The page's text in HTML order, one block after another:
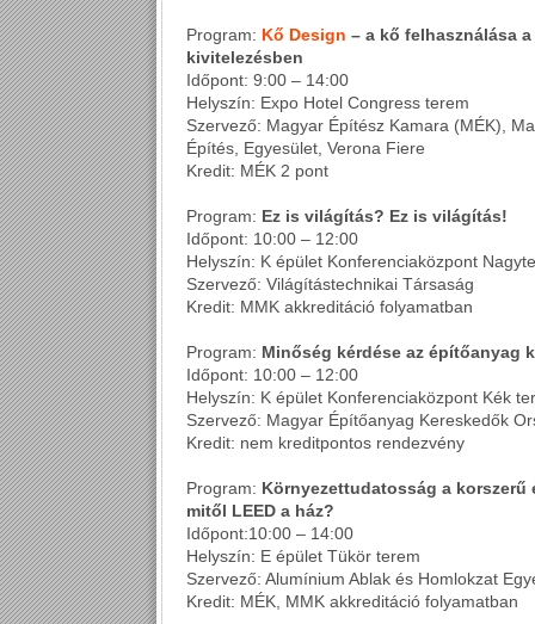
Program: Kő Design – a kő felhasználása
kivitelezésben
Időpont: 9:00 – 14:00
Helyszín: Expo Hotel Congress terem
Szervező: Magyar Építész Kamara (MÉK),
Építés, Egyesület, Verona Fiere
Kredit: MÉK 2 pont
Program: Ez is világítás? Ez is világítás!
Időpont: 10:00 – 12:00
Helyszín: K épület Konferenciaközpont
Szervező: Világítástechnikai Társaság
Kredit: MMK akkreditáció folyamatban
Program: Minőség kérdése az építőanyag
Időpont: 10:00 – 12:00
Helyszín: K épület Konferenciaközpont Kék
Szervező: Magyar Építőanyag Kereskedők
Kredit: nem kreditpontos rendezvény
Program: Környezettudatosság a
mitől LEED a ház?
Időpont:10:00 – 14:00
Helyszín: E épület Tükör terem
Szervező: Alumínium Ablak és Homlokzat
Kredit: MÉK, MMK akkreditáció folyamatban